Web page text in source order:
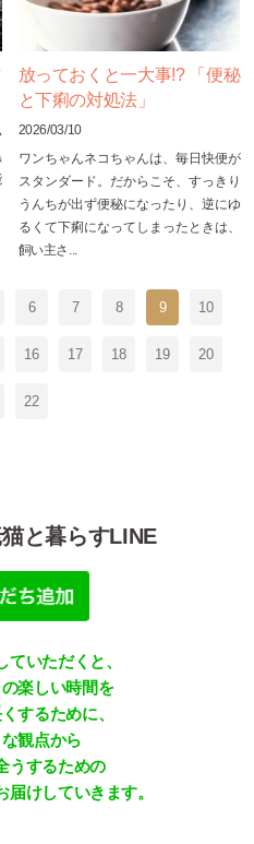
放っておくと一大事!? 「便秘
と下痢の対処法」
2026/03/10
ワンちゃんネコちゃんは、毎日快便が
スタンダード。だからこそ、すっきり
うんちが出ず便秘になったり、逆にゆ
るくて下痢になってしまったときは、
飼い主さ...
6 7 8 9 10
16 17 18 19 20
22
と暮らすLINE
ていただくと、
楽しい時間を
するために、
観点から
うするための
けしていきます。